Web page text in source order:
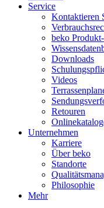
Service
Kontaktieren
beko
Downloads
Videos
Retouren
Unternehmen
Karriere
Über beko
Standorte
Philosophie
Mehr